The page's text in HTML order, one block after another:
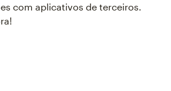
com aplicativos de terceiros.